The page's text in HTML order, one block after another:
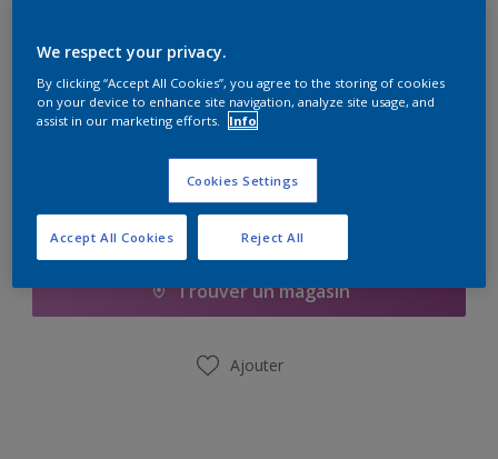
Quantité Calculateur de peinture
Calculer
Ajouter à la liste d’achats
Trouver un magasin
Ajouter
We respect your privacy.
By clicking “Accept All Cookies”, you agree to the storing of cookies
on your device to enhance site navigation, analyze site usage, and
assist in our marketing efforts.
Info
Cookies Settings
Reject All
Accept All Cookies